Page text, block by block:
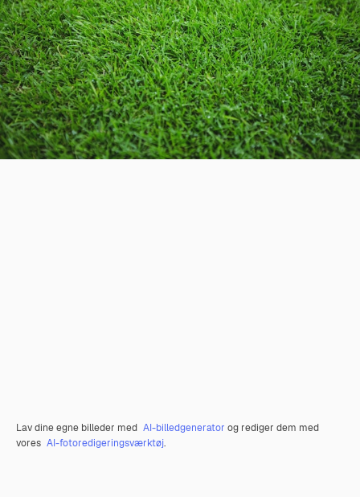
Lav dine egne billeder med AI-billedgenerator og rediger dem med
vores AI-fotoredigeringsværktøj.